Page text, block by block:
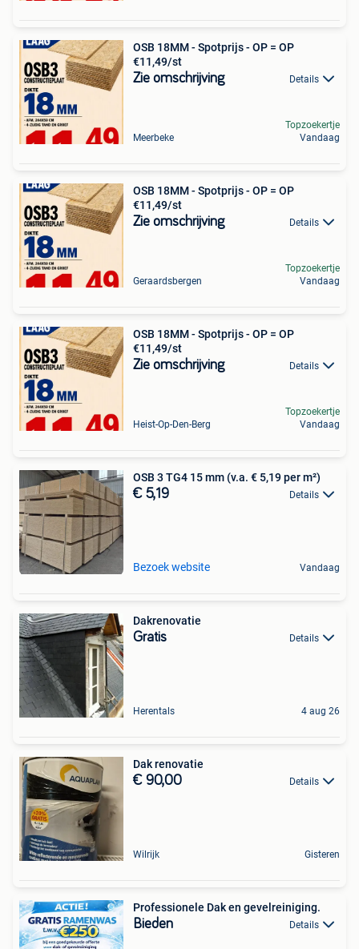
OSB 18MM - Spotprijs - OP = OP
€11,49/st
Zie omschrijving Details
Meerbeke
Topzoekertje
Vandaag
OSB 18MM - Spotprijs - OP = OP
€11,49/st
Zie omschrijving Details
Geraardsbergen
Topzoekertje
Vandaag
OSB 18MM - Spotprijs - OP = OP
€11,49/st
Zie omschrijving Details
Heist-Op-Den-Berg
Topzoekertje
Vandaag
OSB 3 TG4 15 mm (v.a. € 5,19 per m²)
€ 5,19 Details
Bezoek website Vandaag
Dakrenovatie
Gratis Details
Herentals 4 aug 26
Dak renovatie
€ 90,00 Details
Wilrijk Gisteren
Professionele Dak en gevelreiniging.
Bieden Details